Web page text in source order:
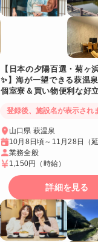
【日本の夕陽百選・菊ヶ
✨】海が一望できる萩温
個室寮＆買い物便利な好
登録後、施設名が表示され
山口県 萩温泉
10月8日頃～11月28日（延
業務全般
1,150円
（時給）
詳細を見る